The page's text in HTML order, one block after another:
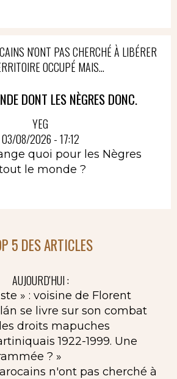
N'ONT PAS CHERCHÉ À LIBÉRER
OCCUPÉ MAIS...
DONT LES NÈGRES DONC.
YEG
03/08/2026 - 17:12
quoi pour les Nègres
le monde ?
5 DES ARTICLES
AUJOURD'HUI :
» : voisine de Florent
se livre sur son combat
droits mapuches
1922-1999. Une
? »
n'ont pas cherché à